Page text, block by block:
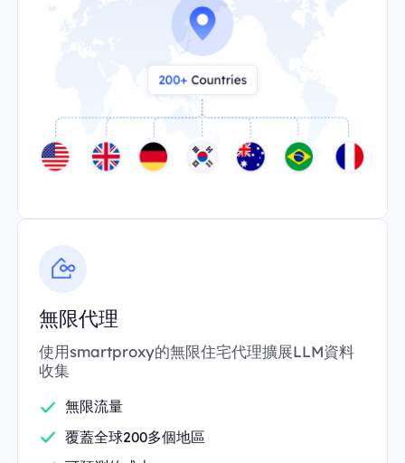
無限代理
使用smartproxy的無限住宅代理擴展LLM資料
收集
無限流量
覆蓋全球200多個地區